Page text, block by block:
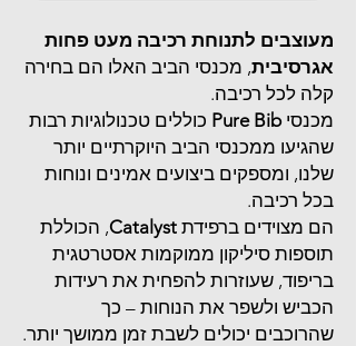
מעוצבים לתנוחת רכיבה מעט פחות
אגרסיבית, מכנסי הביב האלו הם בחירה
קלה לכל רכיבה.
מכנסיPure Bib כוללים טכנולוגיות רבות
שהגיעו ממכנסי הביב היוקרתיים יותר
שלנו, ומספקים ביצועים אמינים ונוחות
בכל רכיבה.
הם מצוידים ברפידת Catalyst, הכוללת
תוספות סיליקון ממוקמות אסטרטגית
בריפוד, שעוזרות להפחית את רעידות
הכביש ולשפר את הנוחות – כך
שהרוכבים יכולים לשבת זמן ממושך יותר.